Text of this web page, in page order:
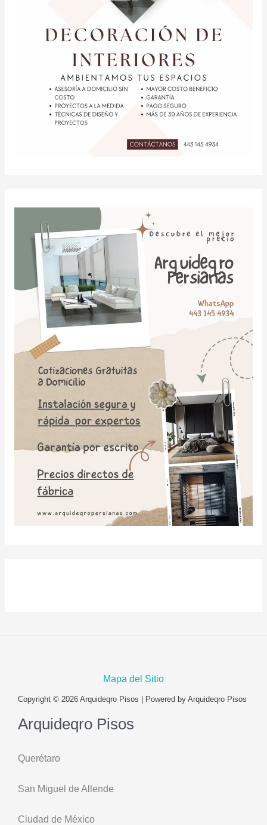
Mapa del Sitio
Copyright © 2026 Arquideqro Pisos | Powered by Arquideqro Pisos
Arquideqro Pisos
Querétaro
San Miguel de Allende
Ciudad de México